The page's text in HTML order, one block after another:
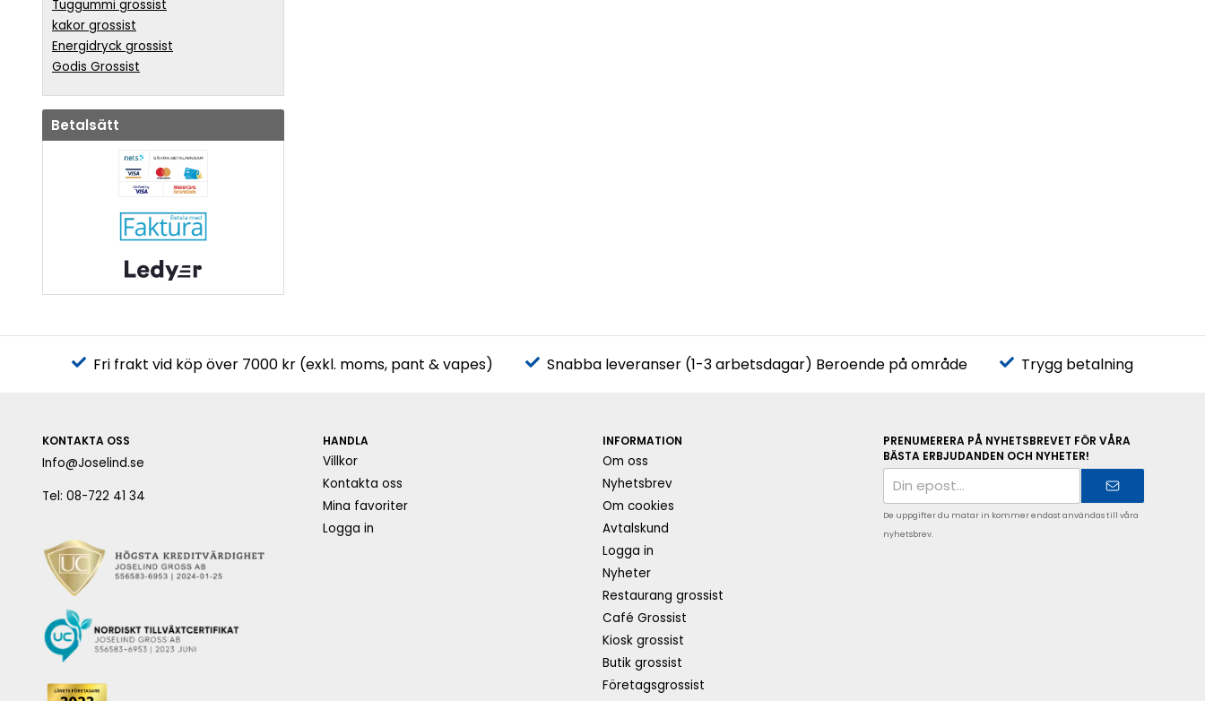
Tuggummi grossist
kakor grossist
Energidryck grossist
Godis Grossist
Betalsätt
Fri frakt vid köp över 7000 kr (exkl. moms, pant & vapes) Snabba leveranser (1-3 arbetsdagar) Beroende på område Trygg betalning
KONTAKTA OSS
Info@Joselind.se
Tel: 08-722 41 34
HANDLA
Villkor
Kontakta oss
Mina favoriter
Logga in
INFORMATION
Om oss
Nyhetsbrev
Om cookies
Avtalskund
Logga in
Nyheter
Restaurang grossist
Café Grossist
Kiosk grossist
Butik grossist
Företagsgrossist
PRENUMERERA PÅ NYHETSBREVET FÖR VÅRA
BÄSTA ERBJUDANDEN OCH NYHETER!
E-
postadress
De uppgifter du matar in kommer endast användas till våra
nyhetsbrev.